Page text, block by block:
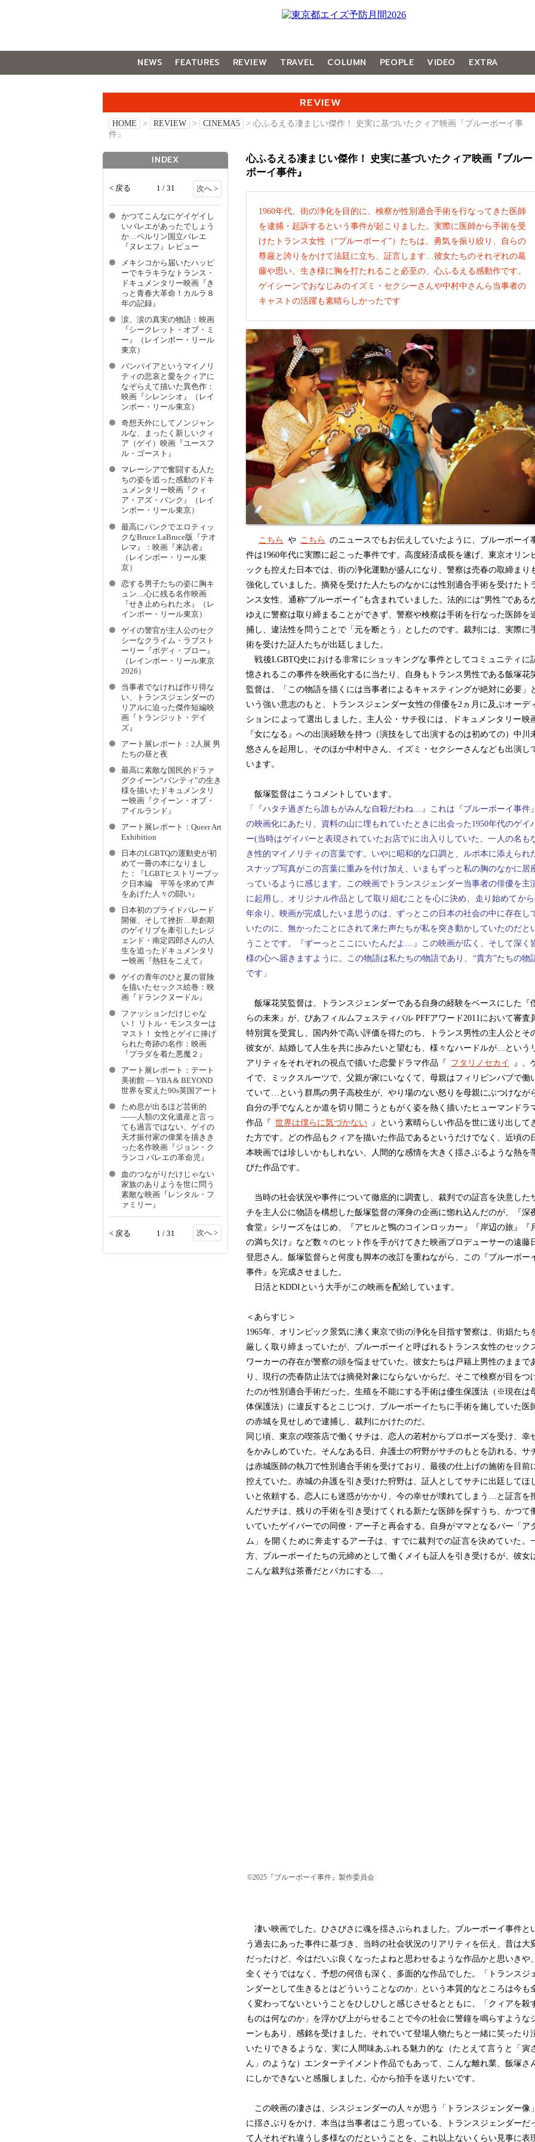
NEWS FEATURES REVIEW TRAVEL COLUMN PEOPLE VIDEO
EXTRA
REVIEW
HOME > REVIEW > CINEMA5
> 心ふるえる凄まじい傑作！ 史実に基づいたクィア映画『ブルーボーイ事
件』
心ふるえる凄まじい傑作！ 史実に基づいたクィア映画『ブルー
ボーイ事件』
1960年代、街の浄化を目的に、検察が性別適合手術を行なってきた医師
を逮捕・起訴するという事件が起こりました。実際に医師から手術を受
けたトランス女性（“ブルーボーイ”）たちは、勇気を振り絞り、自らの
尊厳と誇りをかけて法廷に立ち、証言します…彼女たちのそれぞれの葛
藤や思い、生き様に胸を打たれること必至の、心ふるえる感動作です。
ゲイシーンでおなじみのイズミ・セクシーさんや中村中さんら当事者の
キャストの活躍も素晴らしかったです
こちら や こちら のニュースでもお伝えしていたように、ブルーボーイ
件は1960年代に実際に起こった事件です。高度経済成長を遂げ、東京オリン
ックも控えた日本では、街の浄化運動が盛んになり、警察は売春の取締まり
強化していました。摘発を受けた人たちのなかには性別適合手術を受けたト
ンス女性、通称“ブルーボーイ”も含まれていました。法的には“男性”である
ゆえに警察は取り締まることができず、警察や検察は手術を行なった医師を
捕し、違法性を問うことで「元を断とう」としたのです。裁判には、実際に
術を受けた証人たちが出廷しました。
戦後LGBTQ史における非常にショッキングな事件としてコミュニティに
憶されるこの事件を映画化するに当たり、自身もトランス男性である飯塚花
監督は、「この物語を描くには当事者によるキャスティングが絶対に必要」
いう強い意志のもと、トランスジェンダー女性の俳優を2ヵ月に及ぶオーデ
ションによって選出しました。主人公・サチ役には、ドキュメンタリー映
『女になる』への出演経験を持つ（演技をして出演するのは初めての）中川
悠さんを起用し、そのほか中村中さん、イズミ・セクシーさんなども出演し
います。
飯塚監督はこうコメントしています。
「『ハタチ過ぎたら誰もがみんな自殺だわね…』これは『ブルーボーイ事件』
の映画化にあたり、資料の山に埋もれていたときに出会った1950年代のゲイ
ー(当時はゲイバーと表現されていたお店で)に出入りしていた、一人の名も
き性的マイノリティの言葉です。いやに昭和的な口調と、ルポ本に添えられ
スナップ写真がこの言葉に重みを付け加え、いまもずっと私の胸のなかに居
っているように感じます。この映画でトランスジェンダー当事者の俳優を主
に起用し、オリジナル作品として取り組むことを心に決め、走り始めてか
年余り。映画が完成したいま思うのは、ずっとこの日本の社会の中に存在し
いたのに、無かったことにされて来た声たちが私を突き動かしていたのだと
うことです。『ずーっとここにいたんだよ…』この映画が広く、そして深く
様の心へ届きますように。この物語は私たちの物語であり、“貴方”たちの物
です」
飯塚花笑監督は、トランスジェンダーである自身の経験をベースにした『
らの未来』が、ぴあフィルムフェスティバル PFFアワード2011において審査
特別賞を受賞し、国内外で高い評価を得たのち、トランス男性の主人公とそ
彼女が、結婚して人生を共に歩みたいと望むも、様々なハードルが…という
アリティをそれぞれの視点で描いた恋愛ドラマ作品『
フタリノセカイ
』、
イで、ミックスルーツで、父親が家にいなくて、母親はフィリピンパブで働
ていて…という群馬の男子高校生が、やり場のない怒りを母親にぶつけなが
自分の手でなんとか道を切り開こうともがく姿を熱く描いたヒューマンドラ
作品『 世界は僕らに気づかない 』という素晴らしい作品を世に送り出して
た方です。どの作品もクィアを描いた作品であるというだけでなく、近頃の
本映画では珍しいかもしれない、人間的な感情を大きく揺さぶるような熱を
びた作品です。
当時の社会状況や事件について徹底的に調査し、裁判での証言を決意した
チを主人公に物語を構想した飯塚監督の渾身の企画に惚れ込んだのが、『深
食堂』シリーズをはじめ、『アヒルと鴨のコインロッカー』『岸辺の旅』『
の満ち欠け』など数々のヒット作を手がけてきた映画プロデューサーの遠藤
登思さん。飯塚監督らと何度も脚本の改訂を重ねながら、この『ブルーボー
事件』を完成させました。
日活とKDDIという大手がこの映画を配給しています。
＜あらすじ＞
1965年、オリンピック景気に沸く東京で街の浄化を目指す警察は、街娼たち
厳しく取り締まっていたが、ブルーボーイと呼ばれるトランス女性のセック
ワーカーの存在が警察の頭を悩ませていた。彼女たちは戸籍上男性のままで
り、現行の売春防止法では摘発対象にならないからだ。そこで検察が目をつ
たのが性別適合手術だった。生殖を不能にする手術は優生保護法（※現在は
体保護法）に違反するとこじつけ、ブルーボーイたちに手術を施していた医
の赤城を見せしめで逮捕し、裁判にかけたのだ。
同じ頃、東京の喫茶店で働くサチは、恋人の若村からプロポーズを受け、幸
をかみしめていた。そんなある日、弁護士の狩野がサチのもとを訪れる。サ
は赤城医師の執刀で性別適合手術を受けており、最後の仕上げの施術を目前
控えていた。赤城の弁護を引き受けた狩野は、証人としてサチに出廷してほ
いと依頼する。恋人にも迷惑がかかり、今の幸せが壊れてしまう…と証言を
んだサチは、残りの手術を引き受けてくれる新たな医師を探すうち、かつて
いていたゲイバーでの同僚・アー子と再会する。自身がママとなるバー「ア
ム」を開くために奔走するアー子は、すでに裁判での証言を決めていた。
方、ブルーボーイたちの元締めとして働くメイも証人を引き受けるが、彼女
こんな裁判は茶番だとバカにする…。
©2025『ブルーボーイ事件』製作委員会
凄い映画でした。ひさびさに魂を揺さぶられました。ブルーボーイ事件と
う過去にあった事件に基づき、当時の社会状況のリアリティを伝え、昔は大
だったけど、今はだいぶ良くなったよねと思わせるような作品かと思いきや、
全くそうではなく、予想の何倍も深く、多面的な作品でした。「トランスジ
ンダーとして生きるとはどういうことなのか」という本質的なところは今も
く変わってないということをひしひしと感じさせるとともに、「クィアを殺
ものは何なのか」を浮かび上がらせることで今の社会に警鐘を鳴らすような
ーンもあり、感銘を受けました。それでいて登場人物たちと一緒に笑ったり
いたりできるような、実に人間味あふれる魅力的な（たとえて言うと「寅
ん」のような）エンターテイメント作品でもあって、こんな離れ業、飯塚さ
にしかできないと感服しました。心から拍手を送りたいです。
この映画の凄さは、シスジェンダーの人々が思う「トランスジェンダー像」
に揺さぶりをかけ、本当は当事者はこう思っている、トランスジェンダーだ
て人それぞれ違うし多様なのだということを、これ以上ないくらい見事に表
INDEX
< 戻る 1 / 31 次へ >
かつてこんなにゲイゲイし
いバレエがあったでしょう
か…ベルリン国立バレエ
『ヌレエフ』レビュー
メキシコから届いたハッピ
ーでキラキラなトランス・
ドキュメンタリー映画『き
っと青春大革命！カルラ８
年の記録』
涙、涙の真実の物語：映画
『シークレット・オブ・ミ
ー』（レインボー・リール
東京）
バンパイアというマイノリ
ティの悲哀と愛をクィアに
なぞらえて描いた異色作：
映画『シレンシオ』（レイ
ンボー・リール東京）
奇想天外にしてノンジャン
ルな、まったく新しいクィ
ア（ゲイ）映画『ユースフ
ル・ゴースト』
マレーシアで奮闘する人た
ちの姿を追った感動のドキ
ュメンタリー映画『クィ
ア・アズ・パンク』（レイ
ンボー・リール東京）
最高にパンクでエロティッ
クなBruce LaBruce版『テオ
レマ』：映画『来訪者』
（レインボー・リール東
京）
恋する男子たちの姿に胸キ
ュン…心に残る名作映画
『せき止められた水』（レ
インボー・リール東京）
ゲイの警官が主人公のセク
シーなクライム・ラブスト
ーリー『ボディ・ブロー』
（レインボー・リール東京
2026）
当事者でなければ作り得な
い、トランスジェンダーの
リアルに迫った傑作短編映
画『トランジット・デイ
ズ』
アート展レポート：2人展 男
たちの昼と夜
最高に素敵な国⺠的ドラァ
グクイーン“パンティ”の生き
様を描いたドキュメンタリ
ー映画『クイーン・オブ・
アイルランド』
アート展レポート：Queer Art
Exhibition
日本のLGBTQの運動史が初
めて一冊の本になりまし
た：『LGBTヒストリーブッ
ク日本編 平等を求めて声
をあげた人々の闘い』
日本初のプライドパレード
開催、そして挫折…草創期
のゲイリブを牽引したレジ
ェンド・南定四郎さんの人
生を追ったドキュメンタリ
ー映画『熱狂をこえて』
ゲイの青年のひと夏の冒険
を描いたセックス絵巻：映
画『ドランクヌードル』
ファッションだけじゃな
い！ リトル・モンスターは
マスト！ 女性とゲイに捧げ
られた奇跡の名作：映画
『プラダを着た悪魔２』
アート展レポート：テート
美術館 ― YBA & BEYOND
世界を変えた90s英国アート
ため息が出るほど芸術的
――人類の文化遺産と言っ
ても過言ではない、ゲイの
天才振付家の偉業を描きき
った名作映画『ジョン・ク
ランコ バレエの革命児』
血のつながりだけじゃない
家族のありようを世に問う
素敵な映画『レンタル・フ
ァミリー』
< 戻る 1 / 31 次へ >